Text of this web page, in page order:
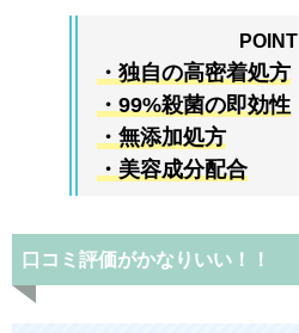
POINT
・独自の高密着処方
・99%殺菌の即効性
・無添加処方
・美容成分配合
口コミ評価がかなりいい！！